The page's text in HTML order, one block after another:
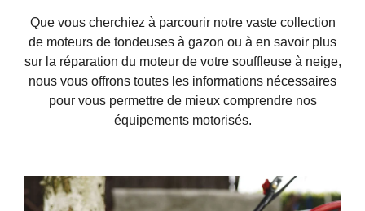
Que vous cherchiez à parcourir notre vaste collection
de moteurs de tondeuses à gazon ou à en savoir plus
sur la réparation du moteur de votre souffleuse à neige,
nous vous offrons toutes les informations nécessaires
pour vous permettre de mieux comprendre nos
équipements motorisés.